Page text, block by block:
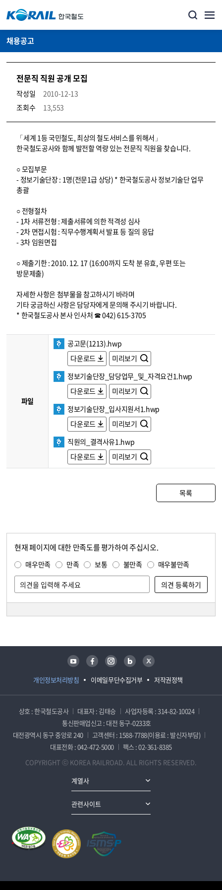
채용공고
전문직 직원 공개 모집
작성일
2010-12-13
조회수
13,553
코레일소개_경영공시_채용공고 상세보기 – 내용, 파일, 담당자 연락처로 구성
「세계 1등 국민철도, 최상의 철도서비스를 위해서」
한국철도공사와 함께 발전할 역량 있는 전문직 직원을 찾습니다.
○ 모집부문
- 정보기술단장 : 1명(전문1급 상당) * 한국철도공사 정보기술단 업무
총괄
○ 전형절차
- 1차 서류전형 : 제출서류에 의한 적격성 심사
- 2차 면접시험 : 직무수행계획서 발표 등 질의 응답
- 3차 임원면접
○ 제출기한 : 2010. 12. 17 (16:00까지 도착 분 유효, 우편 또는
방문제출)
자세한 사항은 첨부물을 참고하시기 바라며
기타 궁금하신 사항은 담당자에게 문의해 주시기 바랍니다.
* 한국철도공사 본사 인사처 ☎ 042) 615-3705
파일
공고문(1213).hwp
다운로드
미리보기
정보기술단장_담당업무_및_자격요건1.hwp
다운로드
미리보기
정보기술단장_입사지원서1.hwp
다운로드
미리보기
직원의_결격사유1.hwp
다운로드
미리보기
목록
현재 페이지에 대한 만족도를 평가하여 주십시오.
매우만족 만족 보통 불만족 매우불만족
개인정보처리방침 이메일무단수집거부 저작권정책
유튜브 페이스북 인스타그램 블로그 트위터
상호 : 한국철도공사 대표자 : 김태승
사업자등록 : 314-82-10024
통신판매업신고 : 대전 동구-0233호
대전광역시 동구 중앙로 240
고객센터 : 1588-7788(이용료 : 발신자부담)
대표전화 : 042-472-5000
팩스 : 02-361-8385
COPYRIGHT ⓒ KOREA RAILROAD. ALL RIGHTS RESERVED.
계열사
관련사이트